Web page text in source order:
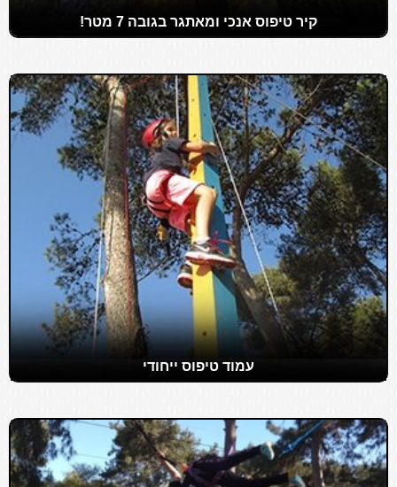
קיר טיפוס אנכי ומאתגר בגובה 7 מטר!
עמוד טיפוס ייחודי